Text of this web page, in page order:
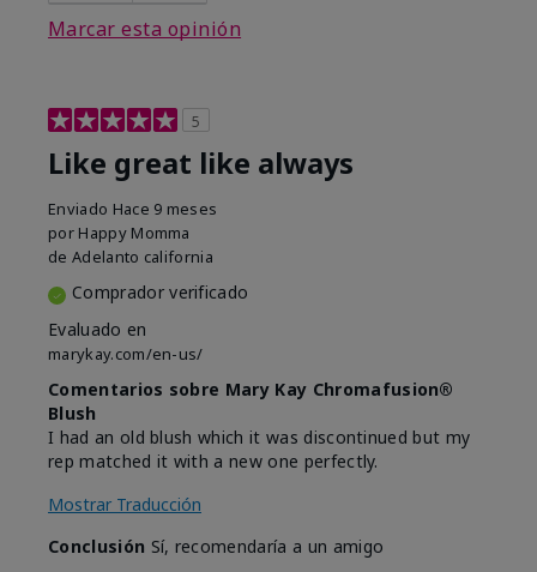
Marcar esta opinión
5
Like great like always
Enviado Hace 9 meses
por Happy Momma
de Adelanto california
Comprador verificado
Evaluado en
marykay.com/en-us/
Comentarios sobre Mary Kay Chromafusion®
Blush
I had an old blush which it was discontinued but my
rep matched it with a new one perfectly.
Mostrar Traducción
Conclusión Sí, recomendaría a un amigo